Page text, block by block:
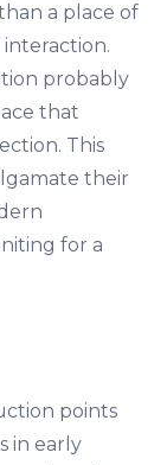
a place of
interaction.
probably
that
This
their
for a
points
in early